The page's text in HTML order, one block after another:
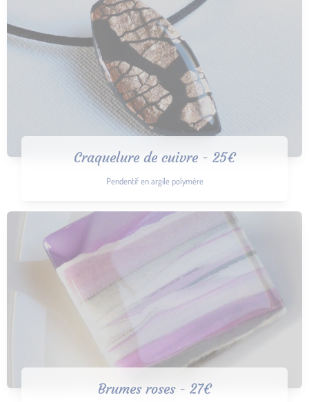
Craquelure de cuivre - 25€
Pendentif en argile polymère
Brumes roses - 27€